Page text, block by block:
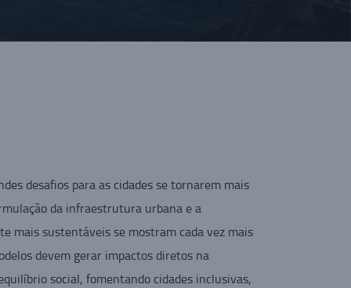
desafios para as cidades se tornarem mais
da infraestrutura urbana e a
mais sustentáveis se mostram cada vez mais
devem gerar impactos diretos na
social, fomentando cidades inclusivas,